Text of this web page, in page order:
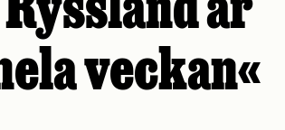
veckan«